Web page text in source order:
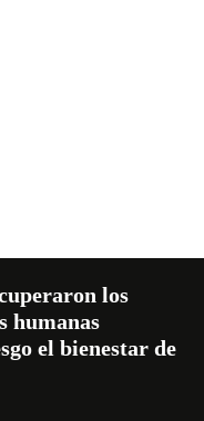
los
humanas
el bienestar de